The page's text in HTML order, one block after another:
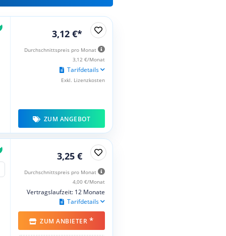
3,12 €*
Durchschnittspreis pro Monat
3,12 €/Monat
Tarifdetails
Exkl. Lizenzkosten
ZUM ANGEBOT
3,25 €
Durchschnittspreis pro Monat
4,00 €/Monat
Vertragslaufzeit: 12 Monate
Tarifdetails
ZUM ANBIETER *